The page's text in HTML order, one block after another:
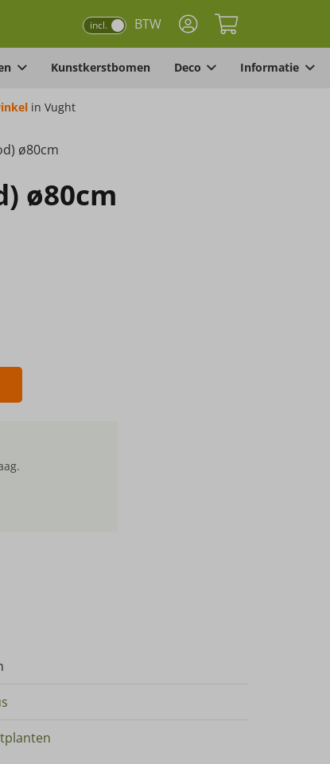
incl. BTW
Kunstkerstbomen Deco Informatie
in Vught
ø80cm
ø80cm